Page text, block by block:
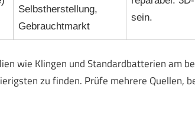
Selbstherstellung,
Gebrauchtmarkt
sein.
wie Klingen und Standardbatterien am
zu finden. Prüfe mehrere Quellen,